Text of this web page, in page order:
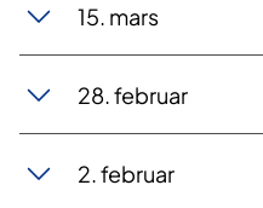
15. mars
28. februar
​2. februar